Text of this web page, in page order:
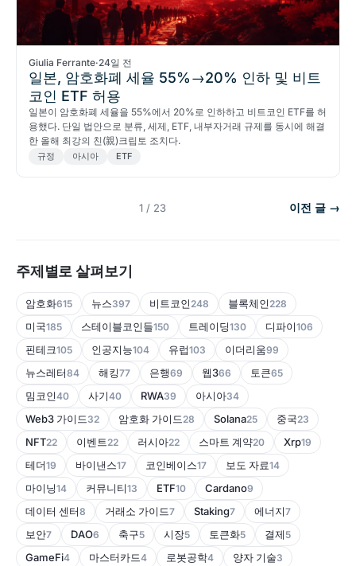
Giulia Ferrante·24일 전
일본, 암호화폐 세율 55%→20% 인하 및 비트
코인 ETF 허용
일본이 암호화폐 세율을 55%에서 20%로 인하하고 비트코인 ETF를 허
용했다. 단일 법안으로 분류, 세제, ETF, 내부자거래 규제를 동시에 해결
한 올해 최강의 친(親)크립토 조치다.
규정 아시아 ETF
1 / 23 이전 글 →
주제별로 살펴보기
암호화615 뉴스397 비트코인 248 블록체인 228
미국185 스테이블코인들150 트레이딩130 디파이106
핀테크105 인공지능104 유럽103 이더리움99
뉴스레터84 해킹77 은행69 웹366 토큰65
밈코인40 사기40 RWA39 아시아34
Web3 가이드 32 암호화 가이드 28 Solana25 중국23
NFT22 이벤트 22 러시아22 스마트 계약20 Xrp19
테더19 바이낸스17 코인베이스17 보도 자료14
마이닝14 커뮤니티13 ETF10 Cardano9
데이터 센터8 거래소 가이드7 Staking7 에너지7
보안7 DAO6 축구5 시장5 토큰화5 결제 5
GameFi4 마스터카드4 로봇공학4 양자 기술3